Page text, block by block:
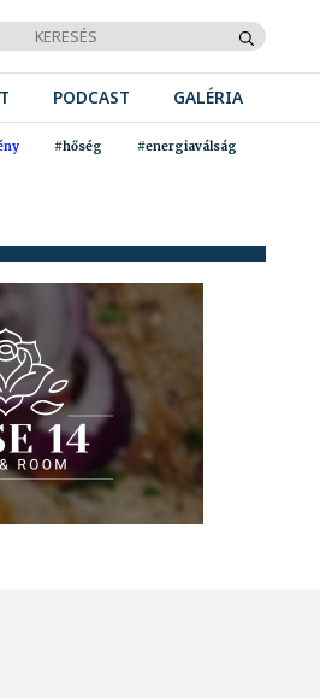
PODCAST GALÉRIA
#hőség #energiaválság